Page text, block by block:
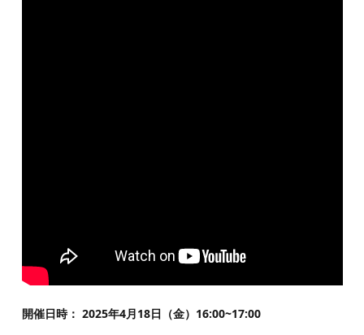
開催日時： 2025年4月18日（金）16:00~17:00